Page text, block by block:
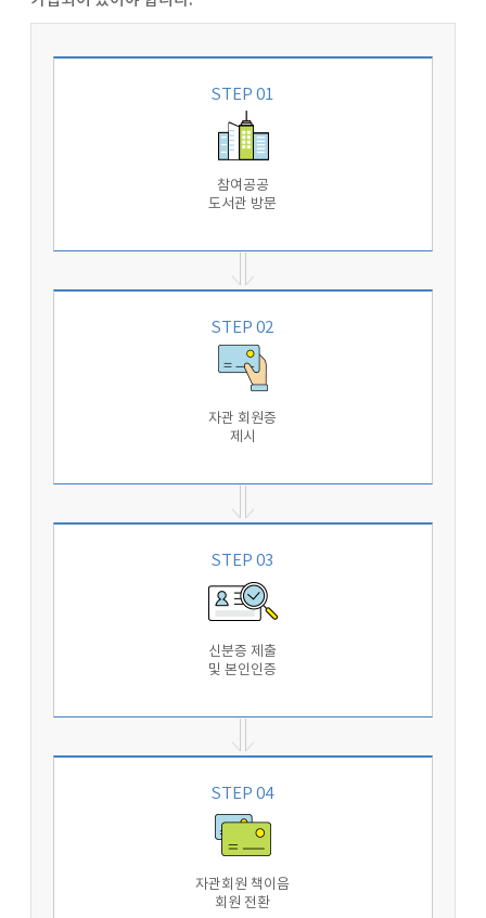
STEP 01
참여공공
도서관 방문
STEP 02
자관 회원증
제시
STEP 03
신분증 제출
및 본인인증
STEP 04
자관회원 책이음
회원 전환